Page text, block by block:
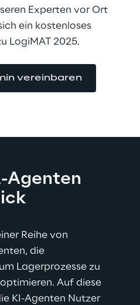
Experten vor Ort
ein kostenloses
LogiMAT 2025.
vereinbaren
Agenten
Reihe von
die
Lagerprozesse zu
Auf diese
KI-Agenten Nutzer